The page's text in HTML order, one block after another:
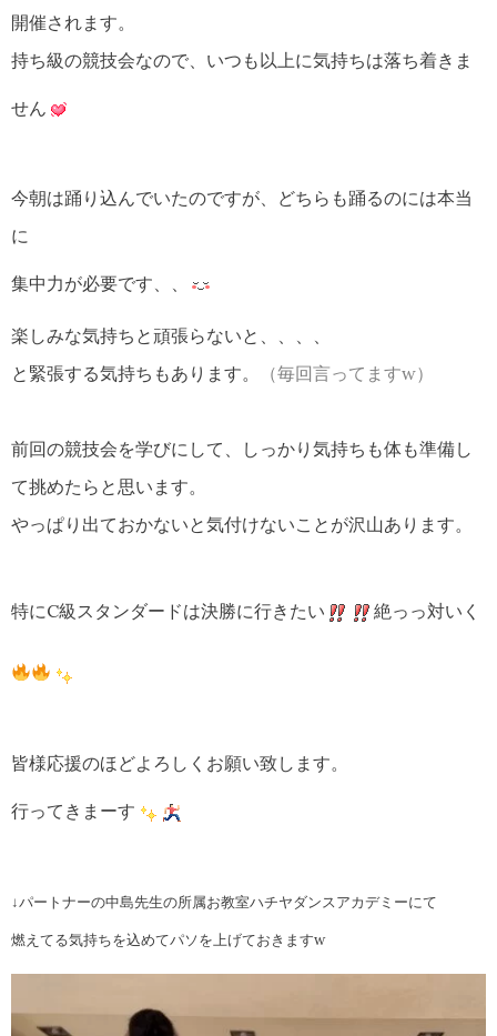
開催されます。
持ち級の競技会なので、いつも以上に気持ちは落ち着きま
せん
今朝は踊り込んでいたのですが、どちらも踊るのには本当
に
集中力が必要です、、
楽しみな気持ちと頑張らないと、、、、
と緊張する気持ちもあります。
（毎回言ってますw）
前回の競技会を学びにして、しっかり気持ちも体も準備し
て挑めたらと思います。
やっぱり出ておかないと気付けないことが沢山あります。
特にC級スタンダードは決勝に行きたい 絶っっ対いく
皆様応援のほどよろしくお願い致します。
行ってきまーす
↓パートナーの中島先生の所属お教室ハチヤダンスアカデミーにて
燃えてる気持ちを込めてパソを上げておきますw